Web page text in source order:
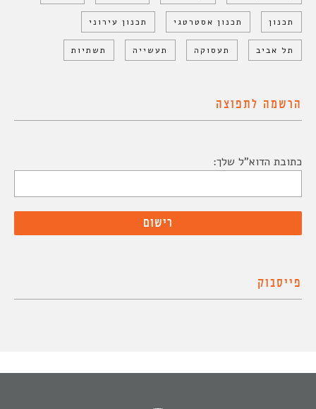
תכנון תכנון אסטרטגי תכנון עירוני
תל אביב תעסוקה תעשייה תשתיות
הרשמה לתפוצה
כתובת הדוא"ל שלך:
פייסבוק